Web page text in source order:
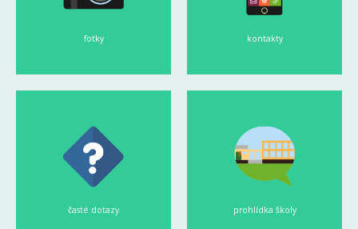
fotky kontakty
časté dotazy prohlídka školy